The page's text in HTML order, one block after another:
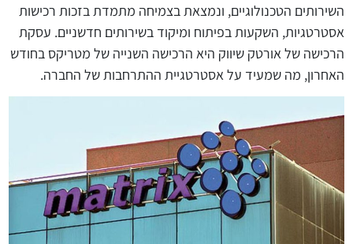
השירותים הטכנולוגיים, ונמצאת בצמיחה מתמדת בזכות רכישות
אסטרטגיות, השקעות בפיתוח ומיקוד בשירותים חדשניים. עסקת
הרכישה של אורטק שיווק היא הרכישה השנייה של מטריקס בחודש
האחרון, מה שמעיד על אסטרטגיית ההתרחבות של החברה.